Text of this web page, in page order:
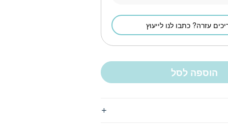
עזרה? כתבו לנו לייעוץ
הוספה לסל